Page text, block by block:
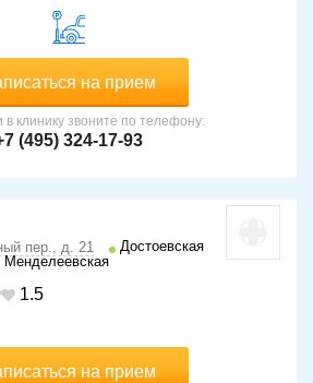
на прием
в клинику звоните по телефону:
(495) 324-17-93
пер., д. 21
Достоевская
Менделеевская
1.5
на прием